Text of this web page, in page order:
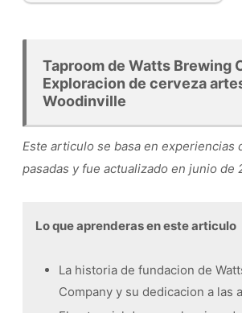
Taproom de Watts Brewing
Exploracion de cerveza
Woodinville
Este articulo se basa en experiencias
pasadas y fue actualizado en junio de
Lo que aprenderas en este articulo
La historia de fundacion de
Company y su dedicacion a las